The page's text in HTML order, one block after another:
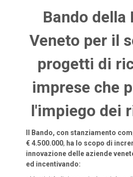
Bando della
Veneto per il
progetti di
imprese che
l'impiego dei
Il Bando, con stanziamento
€ 4.500.000, ha lo scopo di
innovazione delle aziende
ed incentivando: